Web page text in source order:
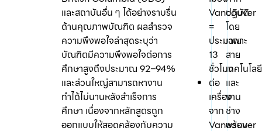
และสถาบันอื่น ๆ ได้อย่างราบรื่น
ด้านคุณภาพบัณฑิต ผลสำรวจ
ความพึงพอใจล่าสุดระบุว่า
บัณฑิตมีความพึงพอใจต่อการ
ศึกษาสูงถึงประมาณ 92–94%
และส่วนใหญ่สามารถหางาน
ทำได้ไม่นานหลังสำเร็จการ
ศึกษา เนื่องจากหลักสูตรถูก
ออกแบบให้สอดคล้องกับความ
Vancouver
=
ประมาณ
13
ชั่วโมง
ต่อ
เครื่อง
จาก
Vancouver
ปฏิบัติ
โดย
เฉพาะ
สาย
เทคโนโลยี
และ
งาน
ช่าง
พร้อม